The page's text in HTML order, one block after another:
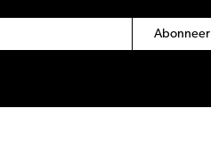
Abonneer